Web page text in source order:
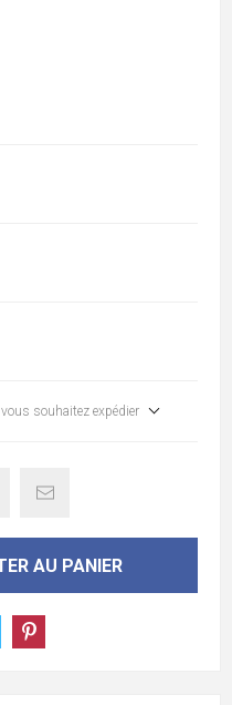
souhaitez expédier
AU PANIER